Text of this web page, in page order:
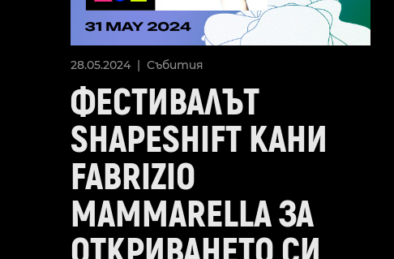
28.05.2024 | Събития
ФЕСТИВАЛЪТ
SHAPESHIFT КАНИ
FABRIZIO
MAMMARELLA ЗА